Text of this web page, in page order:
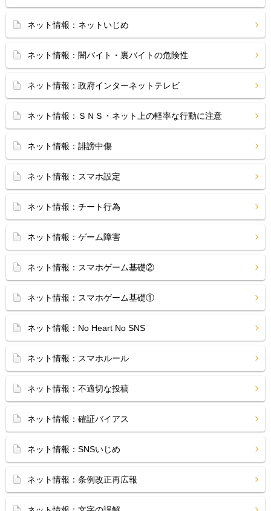
ネット情報：ネットいじめ
ネット情報：闇バイト・裏バイトの危険性
ネット情報：政府インターネットテレビ
ネット情報：ＳＮＳ・ネット上の軽率な行動に注意
ネット情報：誹謗中傷
ネット情報：スマホ設定
ネット情報：チート行為
ネット情報：ゲーム障害
ネット情報：スマホゲーム基礎②
ネット情報：スマホゲーム基礎①
ネット情報：No Heart No SNS
ネット情報：スマホルール
ネット情報：不適切な投稿
ネット情報：確証バイアス
ネット情報：SNSいじめ
ネット情報：条例改正再広報